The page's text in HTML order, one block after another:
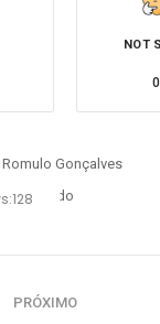
128
NOT
0
Romulo Gonçalves
Protegido
PRÓXIMO